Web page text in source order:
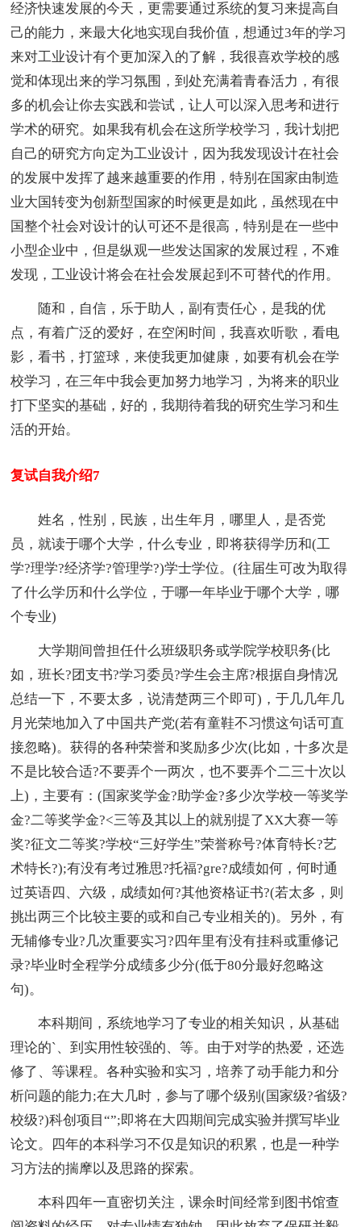
经济快速发展的今天，更需要通过系统的复习来提高自
己的能力，来最大化地实现自我价值，想通过3年的学习
来对工业设计有个更加深入的了解，我很喜欢学校的感
觉和体现出来的学习氛围，到处充满着青春活力，有很
多的机会让你去实践和尝试，让人可以深入思考和进行
学术的研究。如果我有机会在这所学校学习，我计划把
自己的研究方向定为工业设计，因为我发现设计在社会
的发展中发挥了越来越重要的作用，特别在国家由制造
业大国转变为创新型国家的时候更是如此，虽然现在中
国整个社会对设计的认可还不是很高，特别是在一些中
小型企业中，但是纵观一些发达国家的发展过程，不难
发现，工业设计将会在社会发展起到不可替代的作用。
随和，自信，乐于助人，副有责任心，是我的优
点，有着广泛的爱好，在空闲时间，我喜欢听歌，看电
影，看书，打篮球，来使我更加健康，如要有机会在学
校学习，在三年中我会更加努力地学习，为将来的职业
打下坚实的基础，好的，我期待着我的研究生学习和生
活的开始。
复试自我介绍7
姓名，性别，民族，出生年月，哪里人，是否党
员，就读于哪个大学，什么专业，即将获得学历和(工
学?理学?经济学?管理学?)学士学位。(往届生可改为取得
了什么学历和什么学位，于哪一年毕业于哪个大学，哪
个专业)
大学期间曾担任什么班级职务或学院学校职务(比
如，班长?团支书?学习委员?学生会主席?根据自身情况
总结一下，不要太多，说清楚两三个即可)，于几几年几
月光荣地加入了中国共产党(若有童鞋不习惯这句话可直
接忽略)。获得的各种荣誉和奖励多少次(比如，十多次是
不是比较合适?不要弄个一两次，也不要弄个二三十次以
上)，主要有：(国家奖学金?助学金?多少次学校一等奖学
金?二等奖学金?<三等及其以上的就别提了XX大赛一等
奖?征文二等奖?学校“三好学生”荣誉称号?体育特长?艺
术特长?);有没有考过雅思?托福?gre?成绩如何，何时通
过英语四、六级，成绩如何?其他资格证书?(若太多，则
挑出两三个比较主要的或和自己专业相关的)。另外，有
无辅修专业?几次重要实习?四年里有没有挂科或重修记
录?毕业时全程学分成绩多少分(低于80分最好忽略这
句)。
本科期间，系统地学习了专业的相关知识，从基础
理论的`、到实用性较强的、等。由于对学的热爱，还选
修了、等课程。各种实验和实习，培养了动手能力和分
析问题的能力;在大几时，参与了哪个级别(国家级?省级?
校级?)科创项目“”;即将在大四期间完成实验并撰写毕业
论文。四年的本科学习不仅是知识的积累，也是一种学
习方法的揣摩以及思路的探索。
本科四年一直密切关注，课余时间经常到图书馆查